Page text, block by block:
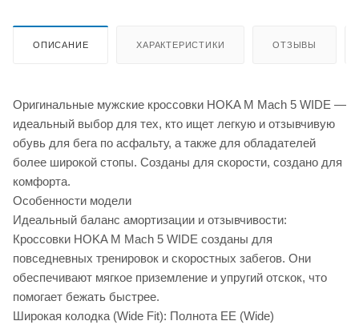
ОПИСАНИЕ ХАРАКТЕРИСТИКИ ОТЗЫВЫ
Оригинальные мужские кроссовки HOKA M Mach 5 WIDE —
идеальный выбор для тех, кто ищет легкую и отзывчивую
обувь для бега по асфальту, а также для обладателей
более широкой стопы. Созданы для скорости, создано для
комфорта.
Особенности модели
Идеальный баланс амортизации и отзывчивости:
Кроссовки HOKA M Mach 5 WIDE созданы для
повседневных тренировок и скоростных забегов. Они
обеспечивают мягкое приземление и упругий отскок, что
помогает бежать быстрее.
Широкая колодка (Wide Fit): Полнота EE (Wide)